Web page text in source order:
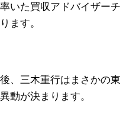
いた買収アドバイザー
ます。
、三木重行はまさかの
動が決まります。